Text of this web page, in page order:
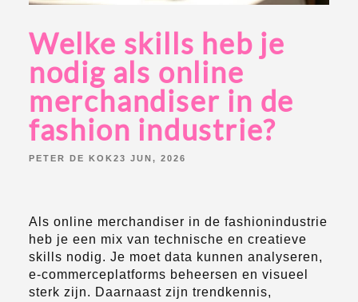
Welke skills heb je
nodig als online
merchandiser in de
fashion industrie?
POSTED
PETER DE KOK 23 JUN, 2026
Als online merchandiser in de fashionindustrie
heb je een mix van technische en creatieve
skills nodig. Je moet data kunnen analyseren,
e-commerceplatforms beheersen en visueel
sterk zijn. Daarnaast zijn trendkennis,